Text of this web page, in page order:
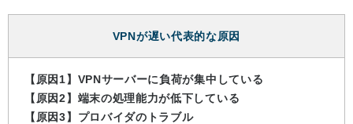
VPNが遅い代表的な原因
【原因1】VPNサーバーに負荷が集中している
【原因2】端末の処理能力が低下している
【原因3】プロバイダのトラブル